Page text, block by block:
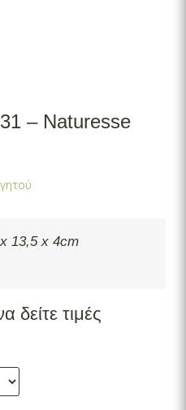
– Naturesse
13,5 x 4cm
δείτε τιμές